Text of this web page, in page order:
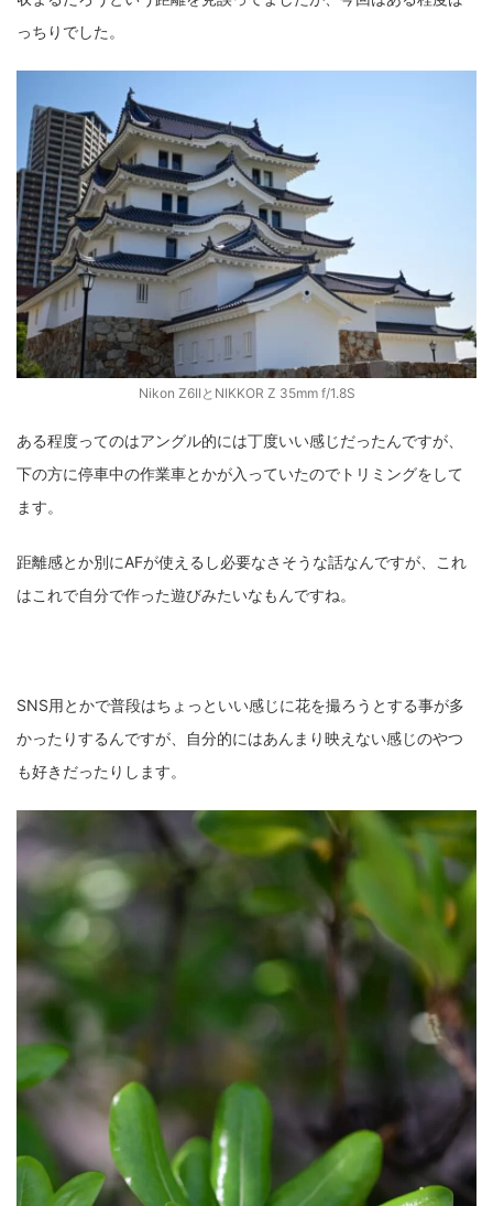
っちりでした。
Nikon Z6IIとNIKKOR Z 35mm f/1.8S
ある程度ってのはアングル的には丁度いい感じだったんですが、
下の方に停車中の作業車とかが入っていたのでトリミングをして
ます。
距離感とか別にAFが使えるし必要なさそうな話なんですが、これ
はこれで自分で作った遊びみたいなもんですね。
SNS用とかで普段はちょっといい感じに花を撮ろうとする事が多
かったりするんですが、自分的にはあんまり映えない感じのやつ
も好きだったりします。